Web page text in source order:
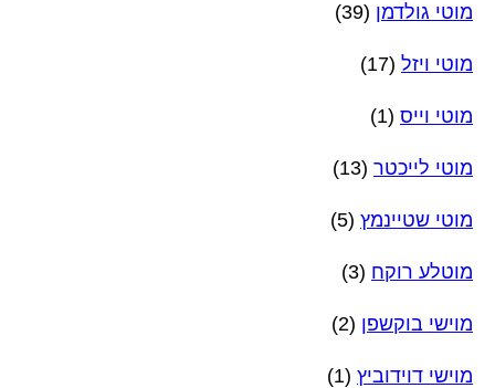
מוטי גולדמן (39)
מוטי ויזל (17)
מוטי וייס (1)
מוטי לייכטר (13)
מוטי שטיינמץ (5)
מוטלע רוקח (3)
מוישי בוקשפן (2)
מוישי דוידוביץ (1)